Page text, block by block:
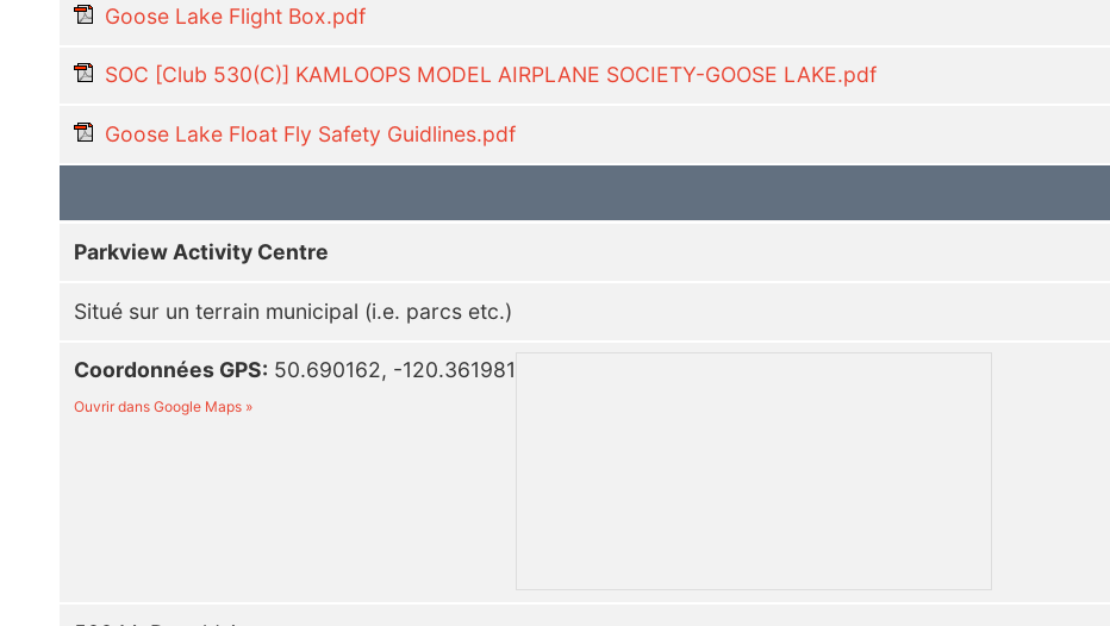
Goose Lake Flight Box.pdf
SOC [Club 530(C)] KAMLOOPS MODEL AIRPLANE SOCIETY-GOOSE LAKE.pdf
Goose Lake Float Fly Safety Guidlines.pdf
Parkview Activity Centre
Situé sur un terrain municipal (i.e. parcs etc.)
Coordonnées GPS: 50.690162, -120.361981
Ouvrir dans Google Maps »